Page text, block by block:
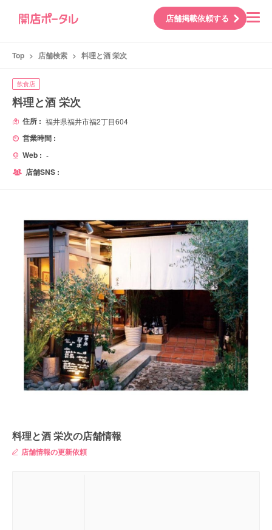
店舗掲載依頼する
Top > 店舗検索 > 料理と酒 栄次
飲食店
料理と酒 栄次
住所 : 福井県福井市福2丁目604
営業時間 :
Web : -
店舗SNS :
料理と酒 栄次の店舗情報
店舗情報の更新依頼